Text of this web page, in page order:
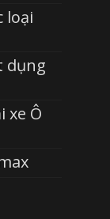
loại
dụng
xe Ô